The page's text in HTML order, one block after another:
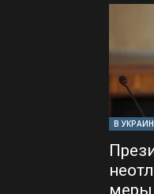
В
меры